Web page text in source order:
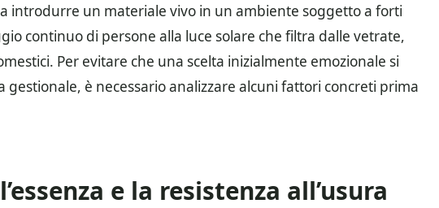
introdurre un materiale vivo in un ambiente soggetto a forti
continuo di persone alla luce solare che filtra dalle vetrate,
Per evitare che una scelta inizialmente emozionale si
è necessario analizzare alcuni fattori concreti prima
e la resistenza all’usura